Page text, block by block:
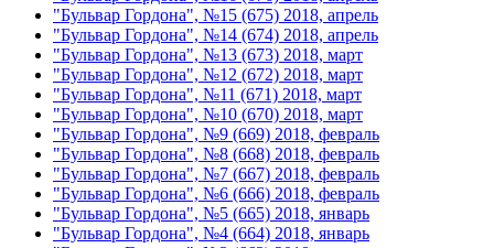
"Бульвар Гордона", №15 (675) 2018, апрель
"Бульвар Гордона", №14 (674) 2018, апрель
"Бульвар Гордона", №13 (673) 2018, март
"Бульвар Гордона", №12 (672) 2018, март
"Бульвар Гордона", №11 (671) 2018, март
"Бульвар Гордона", №10 (670) 2018, март
"Бульвар Гордона", №9 (669) 2018, февраль
"Бульвар Гордона", №8 (668) 2018, февраль
"Бульвар Гордона", №7 (667) 2018, февраль
"Бульвар Гордона", №6 (666) 2018, февраль
"Бульвар Гордона", №5 (665) 2018, январь
"Бульвар Гордона", №4 (664) 2018, январь